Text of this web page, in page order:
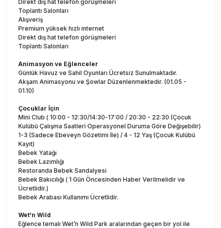
Direkt dış hat telefon görüşmeleri
Toplantı Salonları
Alışveriş
Premium yüksek hızlı internet
Direkt dış hat telefon görüşmeleri
Toplantı Salonları
Animasyon ve Eğlenceler
Günlük Havuz ve Sahil Oyunları Ücretsiz Sunulmaktadır.
Akşam Animasyonu ve Şowlar Düzenlenmektedir. (01.05 -
01.10)
Çocuklar İçin
Mini Club ( 10:00 - 12:30/14:30-17:00 / 20:30 - 22:30 (Çocuk
Kulübü Çalışma Saatleri Operasyonel Duruma Göre Değişebilir)
1-3 (Sadece Ebeveyn Gözetimi İle) / 4 - 12 Yaş (Çocuk Kulübü
Kayıt)
Bebek Yatağı
Bebek Lazımlığı
Restoranda Bebek Sandalyesi
Bebek Bakıcılığı ( 1 Gün Öncesinden Haber Verilmelidir ve
Ücretlidir.)
Bebek Arabası Kullanımı Ücretlidir.
Wet'n Wild
Eğlence temalı Wet’n Wild Park aralarından geçen bir yol ile